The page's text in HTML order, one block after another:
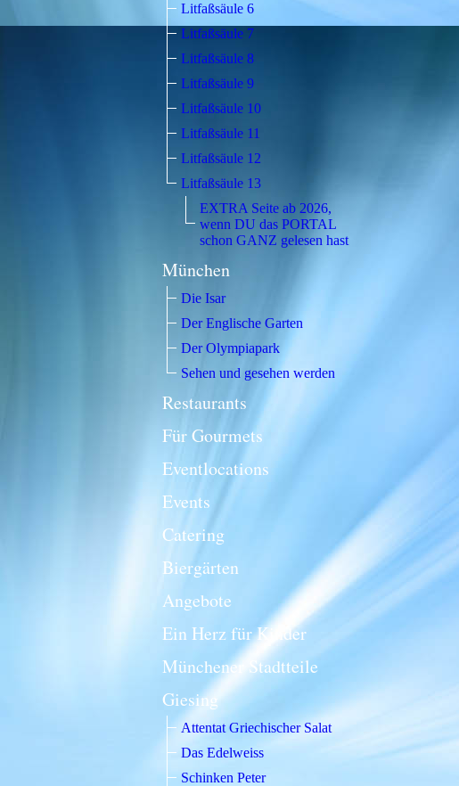
Litfaßsäule 6
Litfaßsäule 7
Litfaßsäule 8
Litfaßsäule 9
Litfaßsäule 10
Litfaßsäule 11
Litfaßsäule 12
Litfaßsäule 13
EXTRA Seite ab 2026,
wenn DU das PORTAL
schon GANZ gelesen hast
München
Die Isar
Der Englische Garten
Der Olympiapark
Sehen und gesehen werden
Restaurants
Für Gourmets
Eventlocations
Events
Catering
Biergärten
Angebote
Ein Herz für Kinder
Münchener Stadtteile
Giesing
Attentat Griechischer Salat
Das Edelweiss
Schinken Peter